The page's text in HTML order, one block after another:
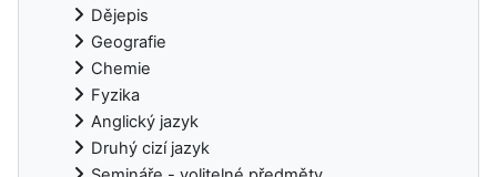
Dějepis
Geografie
Chemie
Fyzika
Anglický jazyk
Druhý cizí jazyk